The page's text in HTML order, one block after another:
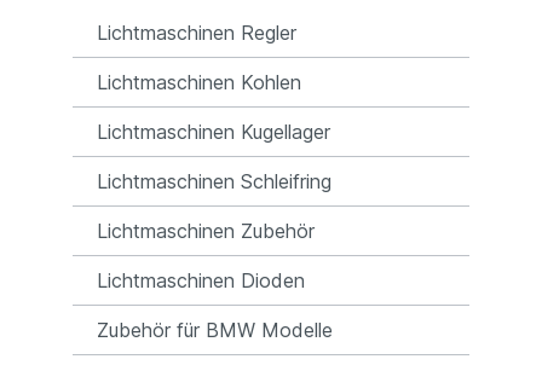
Lichtmaschinen Regler
Lichtmaschinen Kohlen
Lichtmaschinen Kugellager
Lichtmaschinen Schleifring
Lichtmaschinen Zubehör
Lichtmaschinen Dioden
Zubehör für BMW Modelle